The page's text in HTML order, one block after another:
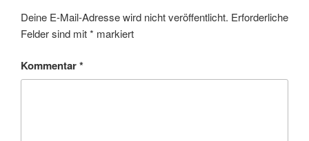
Deine E-Mail-Adresse wird nicht veröffentlicht. Erforderliche
Felder sind mit* markiert
Kommentar*